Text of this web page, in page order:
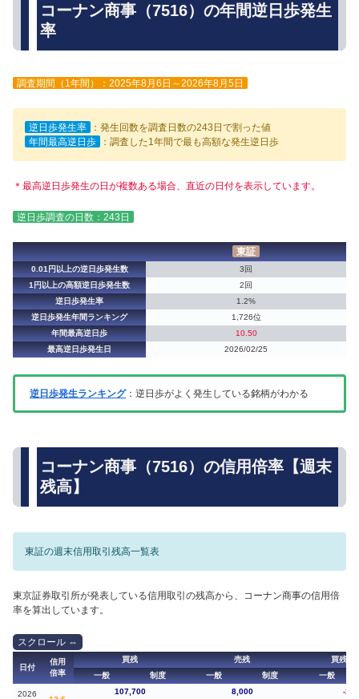
コーナン商事（7516）の年間逆日歩発生
率
調査期間（1年間）：2025年8月6日～2026年8月5日
逆日歩発生率
：発生回数を調査日数の243日で割った値
年間最高逆日歩
：調査した1年間で最も高額な発生逆日歩
＊最高逆日歩発生の日が複数ある場合、直近の日付を表示しています。
逆日歩調査の日数：243日
東証
0.01円以上の逆日歩発生数
3回
1円以上の高額逆日歩発生数
2回
逆日歩発生率
1.2%
逆日歩発生年間ランキング
1,726位
年間最高逆日歩
10.50
最高逆日歩発生日
2026/02/25
逆日歩発生ランキング：逆日歩がよく発生している銘柄がわかる
コーナン商事（7516）の信用倍率【週末
残高】
東証の週末信用取引残高一覧表
東京証券取引所が発表している信用取引の残高から、コーナン商事の信用倍
率を算出しています。
日付
信用
倍率
買残 売残
買残（
一般
制度 一般 制度 一般
2026
107,700 8,000
-